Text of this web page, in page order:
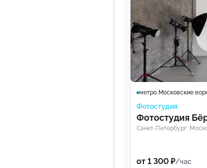
метро Московские
Фотостудия
Фотостудия
Санкт-Петербург,
от 1 300 ₽/час